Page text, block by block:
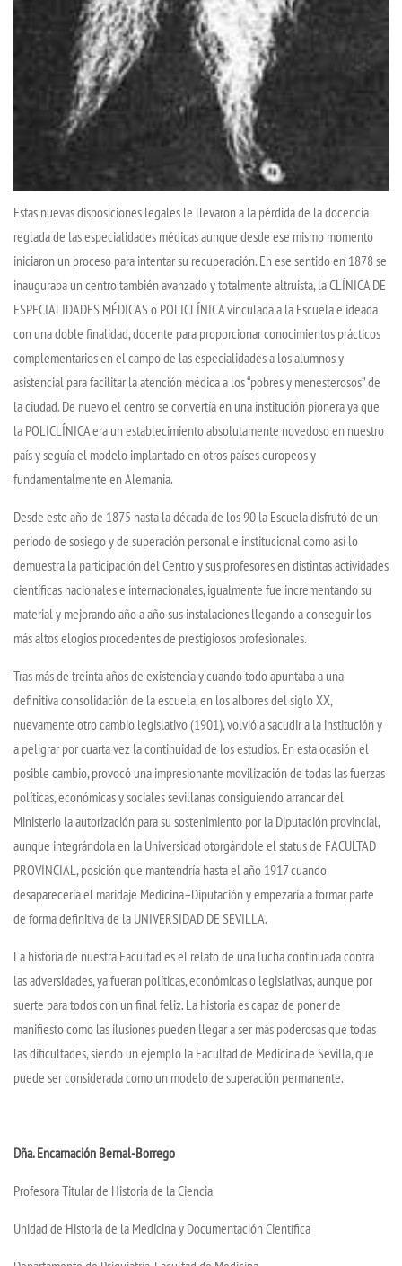
Estas nuevas disposiciones legales le llevaron a la pérdida de la docencia
reglada de las especialidades médicas aunque desde ese mismo momento
iniciaron un proceso para intentar su recuperación. En ese sentido en 1878 se
inauguraba un centro también avanzado y totalmente altruista, la CLÍNICA DE
ESPECIALIDADES MÉDICAS o POLICLÍNICA vinculada a la Escuela e ideada
con una doble finalidad, docente para proporcionar conocimientos prácticos
complementarios en el campo de las especialidades a los alumnos y
asistencial para facilitar la atención médica a los “pobres y menesterosos” de
la ciudad. De nuevo el centro se convertía en una institución pionera ya que
la POLICLÍNICA era un establecimiento absolutamente novedoso en nuestro
país y seguía el modelo implantado en otros países europeos y
fundamentalmente en Alemania.
Desde este año de 1875 hasta la década de los 90 la Escuela disfrutó de un
periodo de sosiego y de superación personal e institucional como así lo
demuestra la participación del Centro y sus profesores en distintas actividades
científicas nacionales e internacionales, igualmente fue incrementando su
material y mejorando año a año sus instalaciones llegando a conseguir los
más altos elogios procedentes de prestigiosos profesionales.
Tras más de treinta años de existencia y cuando todo apuntaba a una
definitiva consolidación de la escuela, en los albores del siglo XX,
nuevamente otro cambio legislativo (1901), volvió a sacudir a la institución y
a peligrar por cuarta vez la continuidad de los estudios. En esta ocasión el
posible cambio, provocó una impresionante movilización de todas las fuerzas
políticas, económicas y sociales sevillanas consiguiendo arrancar del
Ministerio la autorización para su sostenimiento por la Diputación provincial,
aunque integrándola en la Universidad otorgándole el status de FACULTAD
PROVINCIAL, posición que mantendría hasta el año 1917 cuando
desaparecería el maridaje Medicina–Diputación y empezaría a formar parte
de forma definitiva de la UNIVERSIDAD DE SEVILLA.
La historia de nuestra Facultad es el relato de una lucha continuada contra
las adversidades, ya fueran políticas, económicas o legislativas, aunque por
suerte para todos con un final feliz. La historia es capaz de poner de
manifiesto como las ilusiones pueden llegar a ser más poderosas que todas
las dificultades, siendo un ejemplo la Facultad de Medicina de Sevilla, que
puede ser considerada como un modelo de superación permanente.
Dña. Encarnación Bernal-Borrego
Profesora Titular de Historia de la Ciencia
Unidad de Historia de la Medicina y Documentación Científica